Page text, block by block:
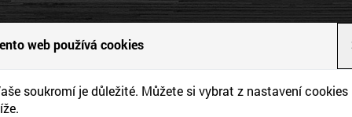
interiéry podle Vašich představ a přání
Reference Aktuality Kontakty
web používá cookies
soukromí je důležité. Můžete si vybrat z nastavení cookies